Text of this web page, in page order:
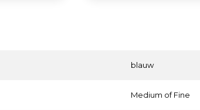
blauw
Medium of Fine